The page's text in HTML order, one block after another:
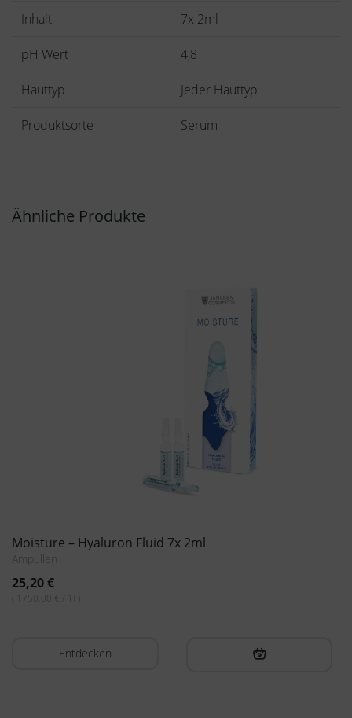
Inhalt 7x 2ml
pH Wert 4,8
Hauttyp Jeder Hauttyp
Produktsorte Serum
Ähnliche Produkte
2ml Purify – Detox Fluid 7 x 2
Entdecken